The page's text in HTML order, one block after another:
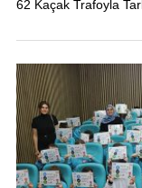
62 Kaçak Trafoyla